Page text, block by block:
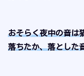
おそらく夜中の音は
落ちたか、落とした